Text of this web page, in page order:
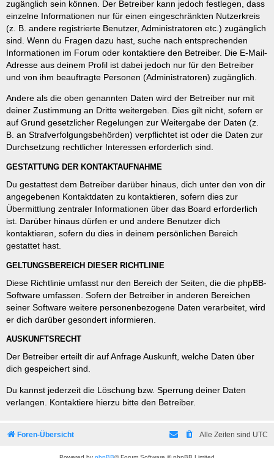
zugänglich sein können. Der Betreiber kann jedoch festlegen, dass
einzelne Informationen nur für einen eingeschränkten Nutzerkreis
(z. B. andere registrierte Benutzer, Administratoren etc.) zugänglich
sind. Wenn du Fragen dazu hast, suche nach entsprechenden
Informationen im Forum oder kontaktiere den Betreiber. Die E-Mail-
Adresse aus deinem Profil ist dabei jedoch nur für den Betreiber
und von ihm beauftragte Personen (Administratoren) zugänglich.
Andere als die oben genannten Daten wird der Betreiber nur mit
deiner Zustimmung an Dritte weitergeben. Dies gilt nicht, sofern er
auf Grund gesetzlicher Regelungen zur Weitergabe der Daten (z.
B. an Strafverfolgungsbehörden) verpflichtet ist oder die Daten zur
Durchsetzung rechtlicher Interessen erforderlich sind.
GESTATTUNG DER KONTAKTAUFNAHME
Du gestattest dem Betreiber darüber hinaus, dich unter den von dir
angegebenen Kontaktdaten zu kontaktieren, sofern dies zur
Übermittlung zentraler Informationen über das Board erforderlich
ist. Darüber hinaus dürfen er und andere Benutzer dich
kontaktieren, sofern du dies in deinem persönlichen Bereich
gestattet hast.
GELTUNGSBEREICH DIESER RICHTLINIE
Diese Richtlinie umfasst nur den Bereich der Seiten, die die phpBB-
Software umfassen. Sofern der Betreiber in anderen Bereichen
seiner Software weitere personenbezogene Daten verarbeitet, wird
er dich darüber gesondert informieren.
AUSKUNFTSRECHT
Der Betreiber erteilt dir auf Anfrage Auskunft, welche Daten über
dich gespeichert sind.
Du kannst jederzeit die Löschung bzw. Sperrung deiner Daten
verlangen. Kontaktiere hierzu bitte den Betreiber.
Foren-Übersicht Alle Zeiten sind UTC